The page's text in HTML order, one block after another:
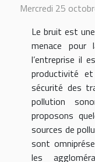
Mercredi 25
Le bruit est
menace
l’entreprise il
productivité
sécurité des
pollution
proposons
sources de
sont
les